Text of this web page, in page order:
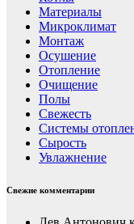
Материалы
Микроклимат
Монтаж
Осушение
Отопление
Очищение
Полы
Свежесть
Системы
Сырость
Увлажнение
Свежие комментарии